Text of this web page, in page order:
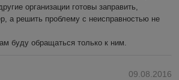
организации готовы заправить,
а решить проблему с неисправностью не
буду обращаться только к ним.
09.08.2016